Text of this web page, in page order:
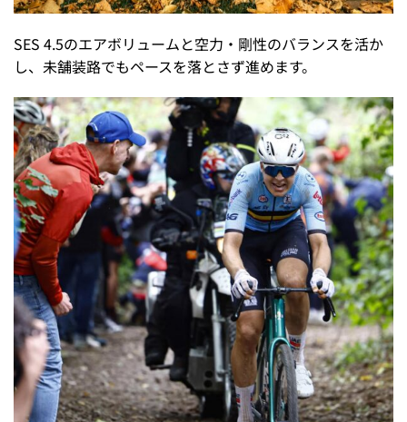
SES 4.5のエアボリュームと空力・剛性のバランスを活か
し、未舗装路でもペースを落とさず進めます。